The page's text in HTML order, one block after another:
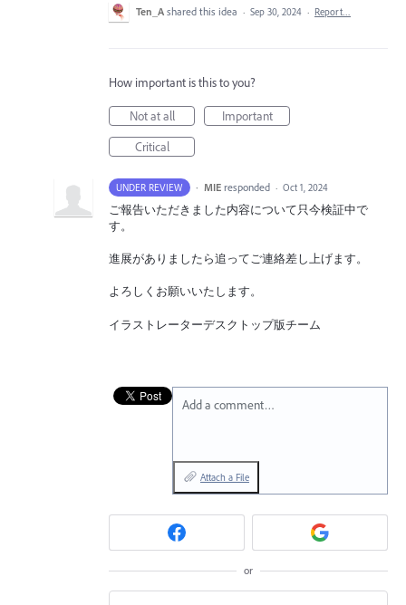
Ten_A shared this idea · Sep 30, 2024 · Report…
How important is this to you?
Not at all
Important
Critical
UNDER REVIEW · MIE responded · Oct 1, 2024
ご報告いただきました内容について只今検証中で
す。
進展がありましたら追ってご連絡差し上げます。
よろしくお願いいたします。
イラストレーターデスクトップ版チーム
Add a comment…
Attach a File
or